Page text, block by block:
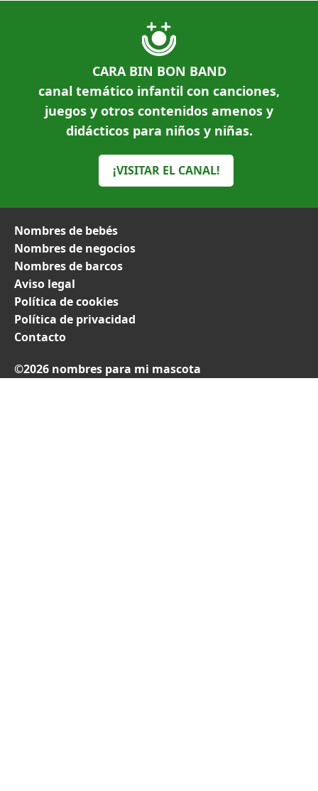
CARA BIN BON BAND
canal temático infantil con canciones,
juegos y otros contenidos amenos y
didácticos para niños y niñas.
¡VISITAR EL CANAL!
Nombres de bebés
Nombres de negocios
Nombres de barcos
Aviso legal
Política de cookies
Política de privacidad
Contacto
©2026 nombres para mi mascota